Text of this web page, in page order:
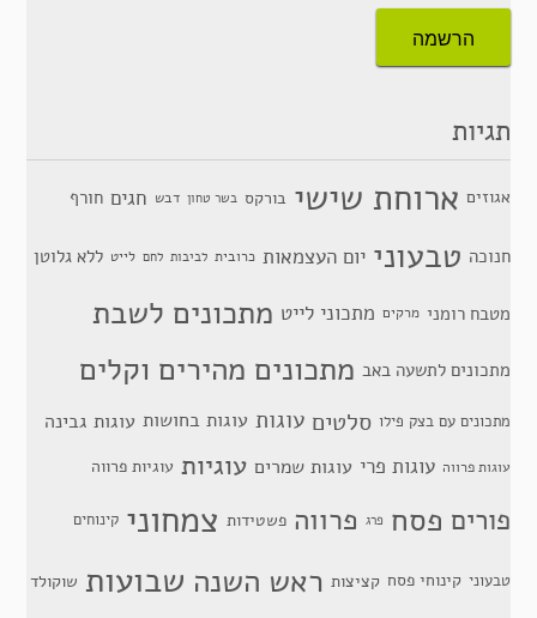
תגיות
אגוזים ארוחת שישי בורקס בשר טחון דבש חגים חורף
חנוכה טבעוני יום העצמאות כרובית לביבות לחם לייט ללא גלוטן
מטבח רומני מרקים מתכוני לייט מתכונים לשבת
מתכונים לתשעה באב מתכונים מהירים וקלים
מתכונים עם בצק פילו סלטים עוגות עוגות בחושות עוגות גבינה
עוגות פרווה עוגות פרי עוגות שמרים עוגיות עוגיות פרווה
פורים פסח פרג פרווה פשטידות צמחוני קינוחים
טבעוני קינוחי פסח קציצות ראש השנה שבועות שוקולד